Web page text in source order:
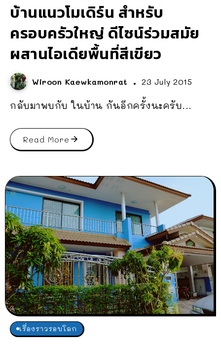
บ้านแนวโมเดิร์น สำหรับ
ครอบครัวใหญ่ ดีไซน์ร่วมสมัย
ผสานไอเดียพื้นที่สีเขียว
Wiroon Kaewkamonrat 23 July 2015
กลับมาพบกับ ในบ้าน กันอีกครั้งนะครับ...
Read More
เรื่องราวรอบโลก